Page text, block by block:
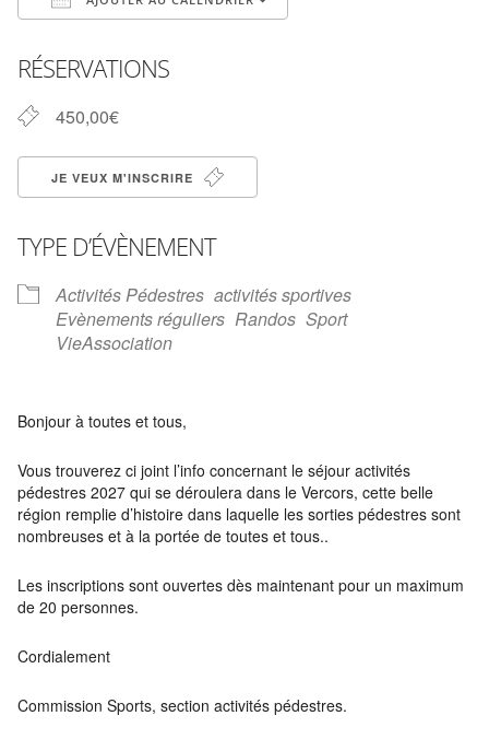
RÉSERVATIONS
450,00€
JE VEUX M'INSCRIRE
TYPE D’ÉVÈNEMENT
Activités Pédestres activités sportives
Evènements réguliers Randos Sport
VieAssociation
Bonjour à toutes et tous,
Vous trouverez ci joint l’info concernant le séjour activités
pédestres 2027 qui se déroulera dans le Vercors, cette belle
région remplie d’histoire dans laquelle les sorties pédestres sont
nombreuses et à la portée de toutes et tous..
Les inscriptions sont ouvertes dès maintenant pour un maximum
de 20 personnes.
Cordialement
Commission Sports, section activités pédestres.